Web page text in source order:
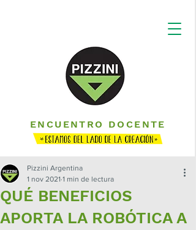
ENCUENTRO DOCENTE
QUÉ BENEFICIOS
APORTA LA ROBÓTICA A
Pizzini Argentina
1 nov 2021 1 min de lectura